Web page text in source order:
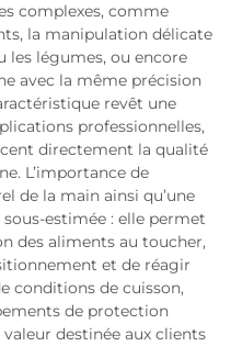
complexes, comme
la manipulation délicate
les légumes, ou encore
avec la même précision
revêt une
professionnelles,
directement la qualité
L’importance de
de la main ainsi qu’une
estimée : elle permet
des aliments au toucher,
et de réagir
conditions de cuisson,
de protection
destinée aux clients